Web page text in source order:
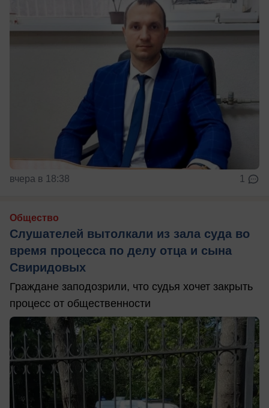
вчера в 18:38 1
Общество
Слушателей вытолкали из зала суда во
время процесса по делу отца и сына
Свиридовых
Граждане заподозрили, что судья хочет закрыть
процесс от общественности